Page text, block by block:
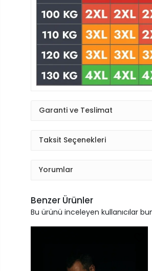
Garanti ve Teslimat
Taksit Seçenekleri
Yorumlar
Benzer Ürünler
Bu ürünü inceleyen kullanıcılar